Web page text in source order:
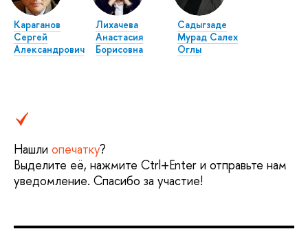
Караганов
Сергей
Александрович
Лихачева
Анастасия
Борисовна
Садыгзаде
Мурад Салех
Оглы
Нашли опечатку?
Выделите её, нажмите Ctrl+Enter и отправьте нам
уведомление. Спасибо за участие!